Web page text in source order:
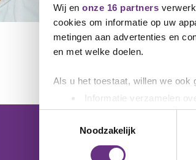
Wij en onze 16 partners
cookies om informatie op uw
metingen aan advertenties en
en met welke doelen.
Als u het toestaat, willen we ook
Informatie verzamelen
Uw apparaat
Lees meer over hoe uw
toestemming op elk moment
Noodzakelijk